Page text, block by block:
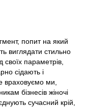
попит на який
виглядати стильно
параметрів,
сідають і
враховуємо ми,
бізнесів жіночі
сучасний крій,